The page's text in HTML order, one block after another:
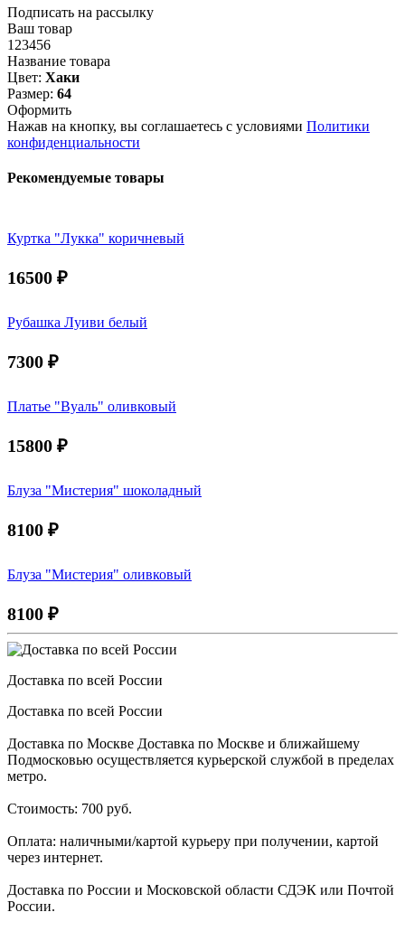
Подписать на рассылку
Ваш товар
123456
Название товара
Цвет: Хаки
Размер: 64
Оформить
Нажав на кнопку, вы соглашаетесь с условиями Политики
конфиденциальности
Рекомендуемые товары
Куртка "Лукка" коричневый
16500 ₽
Рубашка Луиви белый
7300 ₽
Платье "Вуаль" оливковый
15800 ₽
Блуза "Мистерия" шоколадный
8100 ₽
Блуза "Мистерия" оливковый
8100 ₽
Доставка по всей России
Доставка по всей России
Доставка по Москве Доставка по Москве и ближайшему
Подмосковью осуществляется курьерской службой в пределах
метро.
Стоимость: 700 руб.
Оплата: наличными/картой курьеру при получении, картой
через интернет.
Доставка по России и Московской области СДЭК или Почтой
России.